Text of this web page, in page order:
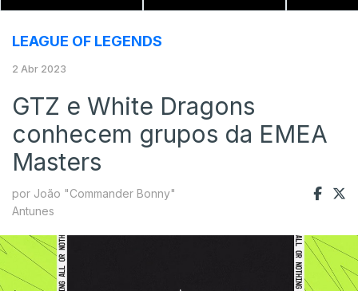
LEAGUE OF LEGENDS
2 Abr 2023
GTZ e White Dragons
conhecem grupos da EMEA
Masters
por João "Commander Bonny"
Antunes